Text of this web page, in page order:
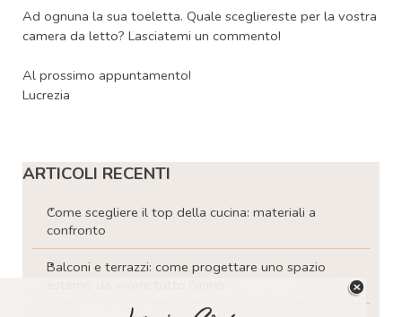
Ad ognuna la sua toeletta. Quale scegliereste per la vostra
camera da letto? Lasciatemi un commento!
Al prossimo appuntamento!
Lucrezia
Salta blocco ARTICOLI RECENTI
ARTICOLI RECENTI
Come scegliere il top della cucina: materiali a
confronto
Balconi e terrazzi: come progettare uno spazio